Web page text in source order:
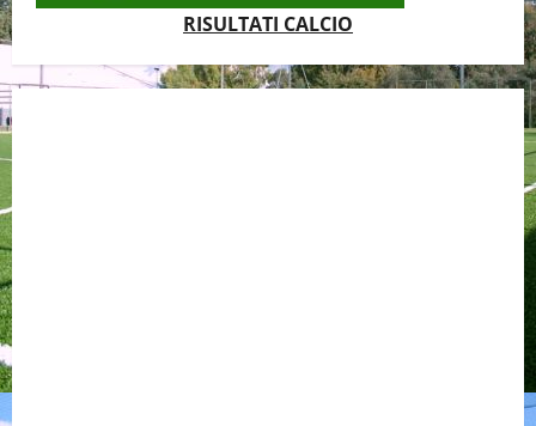
RISULTATI CALCIO